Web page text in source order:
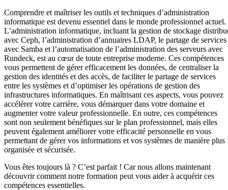
Comprendre et maîtriser les outils et techniques d’administration
informatique est devenu essentiel dans le monde professionnel actuel.
L’administration informatique, incluant la gestion de stockage
avec Ceph, l’administration d’annuaires LDAP, le partage de services
avec Samba et l’automatisation de l’administration des serveurs avec
Rundeck, est au cœur de toute entreprise moderne. Ces compétences
vous permettent de gérer efficacement les données, de centraliser la
gestion des identités et des accès, de faciliter le partage de services
entre les systèmes et d’optimiser les opérations de gestion des
infrastructures informatiques. En maîtrisant ces aspects, vous pouvez
accélérer votre carrière, vous démarquer dans votre domaine et
augmenter votre valeur professionnelle. En outre, ces compétences
sont non seulement bénéfiques sur le plan professionnel, mais elles
peuvent également améliorer votre efficacité personnelle en vous
permettant de gérer vos informations et vos systèmes de manière plus
organisée et sécurisée.
Vous êtes toujours là ? C’est parfait ! Car nous allons maintenant
découvrir comment notre formation peut vous aider à acquérir ces
compétences essentielles.